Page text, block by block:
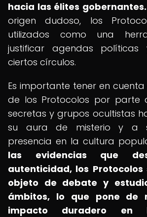
hacia las élites gobernantes.
origen dudoso, los
utilizados como una
justificar agendas políticas
ciertos círculos.
Es importante tener en
de los Protocolos por parte
secretas y grupos ocultistas
su aura de misterio y a
presencia en la cultura
las evidencias que
autenticidad, los Protocolos
objeto de debate y
ámbitos, lo que pone de
impacto duradero en